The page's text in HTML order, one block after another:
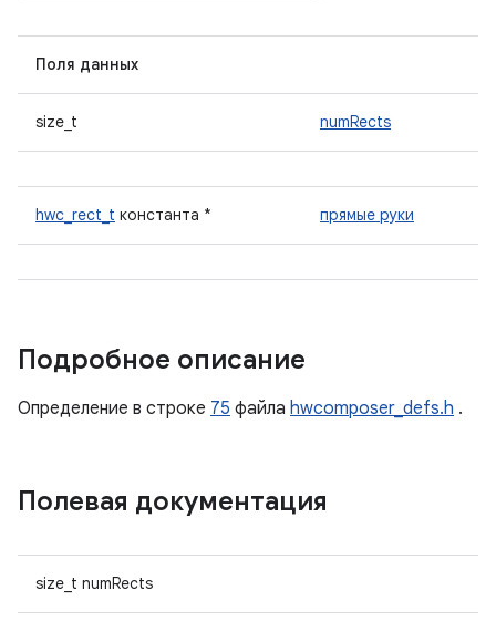
Поля данных
size_t numRects
hwc_rect_t константа * прямые руки
Подробное описание
Определение в строке 75 файла hwcomposer_defs.h .
Полевая документация
size_t numRects